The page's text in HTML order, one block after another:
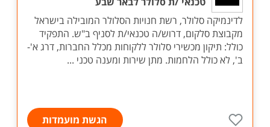
לדינמיקה סלולר, רשת חנויות הסלולר המובילה בישראל
מקבוצת סלקום, דרוש/ה טכנאי/ת לסניף ב"ש. התפקיד
כולל: תיקון מכשירי סלולר ללקוחות מכלל החברות, דרג א'-
ב', לא כולל הלחמות. מתן שירות ומענה טכני ...
הגשת מועמדות